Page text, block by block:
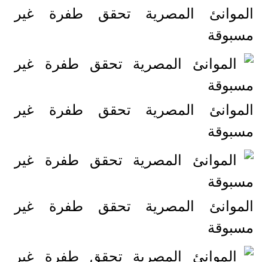
الموانئ المصرية تحقق طفرة غير
مسبوقة
الموانئ المصرية تحقق طفرة غير
مسبوقة
الموانئ المصرية تحقق طفرة غير
مسبوقة